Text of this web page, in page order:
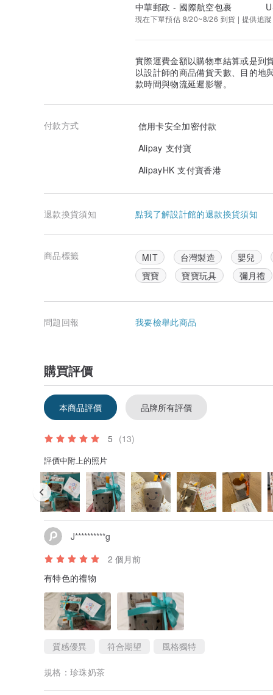
中華郵政 - 國際航空包裹
現在下單預估 8/20~8/26 到貨 | 提供追蹤
實際運費金額以購物車結算或是到
以設計師的商品備貨天數、目的地
款時間與物流延遲影響。
付款方式
信用卡安全加密付款
Alipay 支付寶
AlipayHK 支付寶香港
退款換貨須知 點我了解設計館的退款換貨須知
商品標籤 MIT 台灣製造
嬰兒
寶寶
寶寶玩具 彌月禮
問題回報 我要檢舉此商品
購買評價
本商品評價 品牌所有評價
5 (13)
評價中附上的照片
J**********g
2 個月前
有特色的禮物
質感優異 符合期望 風格獨特
規格：珍珠奶茶